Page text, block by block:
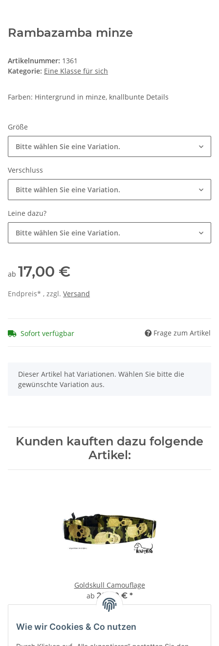
Rambazamba minze
Artikelnummer: 1361
Kategorie: Eine Klasse für sich
Farben: Hintergrund in minze, knallbunte Details
Größe
Bitte wählen Sie eine Variation.
Verschluss
Bitte wählen Sie eine Variation.
Leine dazu?
Bitte wählen Sie eine Variation.
ab 17,00 €
Endpreis* , zzgl. Versand
Sofort verfügbar Frage zum Artikel
x
Dieser Artikel hat Variationen. Wählen Sie bitte die
gewünschte Variation aus.
Kunden kauften dazu folgende
Artikel:
Goldskull Camouflage
ab 20,00 € *
Wie wir Cookies & Co nutzen